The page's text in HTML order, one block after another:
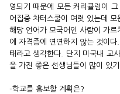
영되기 때문에 모든 커리큘럼이 그
어집중 차터스쿨이 여럿 있는데 모
해당 언어가 모국어 인 사람이 가르
에 자격증에 연연하지 않는 것이
태라고 생각한다. 단지 미국내 교
을 가진 좋은 선생님들이 많이 있기
-학교를 홍보할 계획은?